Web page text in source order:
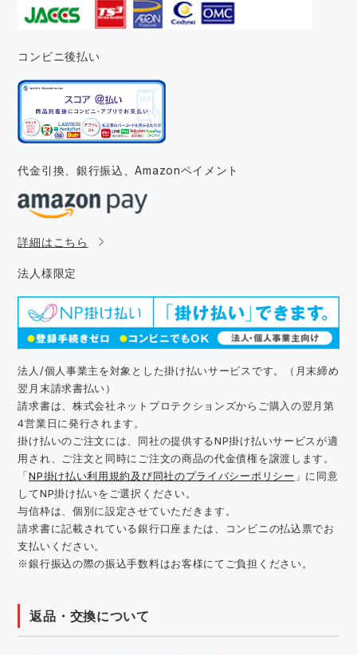
コンビニ後払い
代金引換、銀行振込、Amazonペイメント
詳細はこちら
法人様限定
法人/個人事業主を対象とした掛け払いサービスです。（月末締め
翌月末請求書払い）
請求書は、株式会社ネットプロテクションズからご購入の翌月第
4営業日に発行されます。
掛け払いのご注文には、同社の提供するNP掛け払いサービスが適
用され、ご注文と同時にご注文の商品の代金債権を譲渡します。
「NP掛け払い利用規約及び同社のプライバシーポリシー 」に同意
してNP掛け払いをご選択ください。
与信枠は、個別に設定させていただきます。
請求書に記載されている銀行口座または、コンビニの払込票でお
支払いください。
※銀行振込の際の振込手数料はお客様にてご負担ください。
返品・交換について